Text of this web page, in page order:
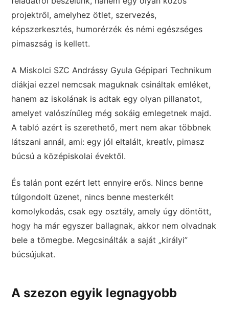
projektről, amelyhez ötlet, szervezés,
képszerkesztés, humorérzék és némi egészséges
pimaszság is kellett.
A Miskolci SZC Andrássy Gyula Gépipari Technikum
diákjai ezzel nemcsak maguknak csináltak emléket,
hanem az iskolának is adtak egy olyan pillanatot,
amelyet valószínűleg még sokáig emlegetnek majd.
A tabló azért is szerethető, mert nem akar többnek
látszani annál, ami: egy jól eltalált, kreatív, pimasz
búcsú a középiskolai évektől.
És talán pont ezért lett ennyire erős. Nincs benne
túlgondolt üzenet, nincs benne mesterkélt
komolykodás, csak egy osztály, amely úgy döntött,
hogy ha már egyszer ballagnak, akkor nem olvadnak
bele a tömegbe. Megcsinálták a saját „királyi”
búcsújukat.
A szezon egyik legnagyobb